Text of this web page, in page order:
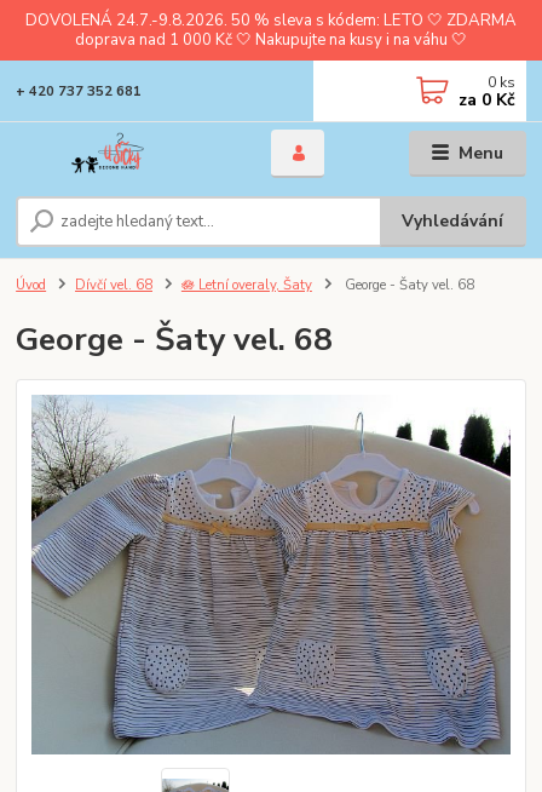
DOVOLENÁ 24.7.-9.8.2026. 50 % sleva s kódem: LETO 🤍 ZDARMA
doprava nad 1 000 Kč 🤍 Nakupujte na kusy i na váhu 🤍
Menu
Vyhledávání
+ 420 737 352 681 0 ks
za 0 Kč
Úvod Dívčí vel. 68 🪷 Letní overaly, Šaty George - Šaty vel. 68
George - Šaty vel. 68